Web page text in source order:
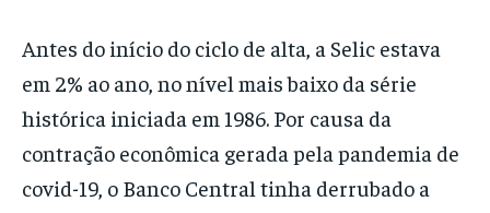
Antes do início do ciclo de alta, a Selic estava
em 2% ao ano, no nível mais baixo da série
histórica iniciada em 1986. Por causa da
contração econômica gerada pela pandemia de
covid-19, o Banco Central tinha derrubado a